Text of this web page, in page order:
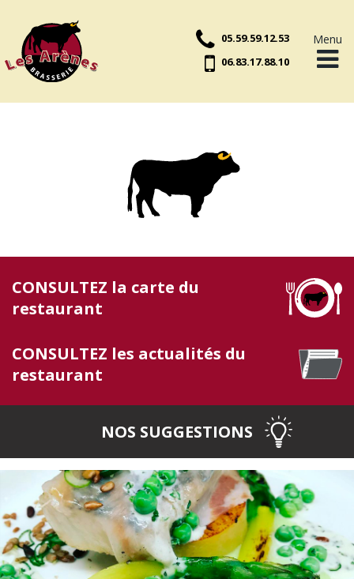
Menu
Plats du jour
Suggestions
05.59.59.12.53
06.83.17.88.10
CONSULTEZ la carte du
restaurant
CONSULTEZ les actualités du
restaurant
NOS SUGGESTIONS